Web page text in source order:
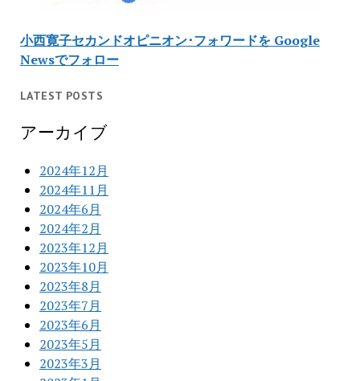
小西寛子セカンドオピニオン･フォワードを Google
Newsでフォロー
LATEST POSTS
アーカイブ
2024年12月
2024年11月
2024年6月
2024年2月
2023年12月
2023年10月
2023年8月
2023年7月
2023年6月
2023年5月
2023年3月